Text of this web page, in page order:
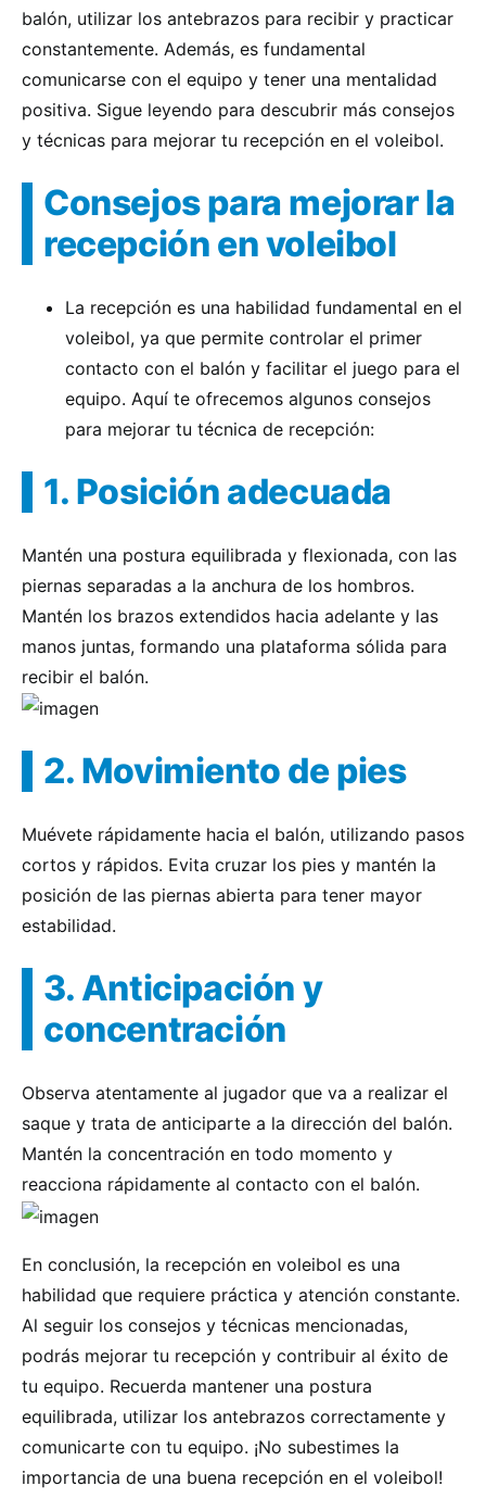
balón, utilizar los antebrazos para recibir y practicar
constantemente. Además, es fundamental
comunicarse con el equipo y tener una mentalidad
positiva. Sigue leyendo para descubrir más consejos
y técnicas para mejorar tu recepción en el voleibol.
Consejos para mejorar la
recepción en voleibol
La recepción es una habilidad fundamental en el
voleibol, ya que permite controlar el primer
contacto con el balón y facilitar el juego para el
equipo. Aquí te ofrecemos algunos consejos
para mejorar tu técnica de recepción:
1. Posición adecuada
Mantén una postura equilibrada y flexionada, con las
piernas separadas a la anchura de los hombros.
Mantén los brazos extendidos hacia adelante y las
manos juntas, formando una plataforma sólida para
recibir el balón.
2. Movimiento de pies
Muévete rápidamente hacia el balón, utilizando pasos
cortos y rápidos. Evita cruzar los pies y mantén la
posición de las piernas abierta para tener mayor
estabilidad.
3. Anticipación y
concentración
Observa atentamente al jugador que va a realizar el
saque y trata de anticiparte a la dirección del balón.
Mantén la concentración en todo momento y
reacciona rápidamente al contacto con el balón.
En conclusión, la recepción en voleibol es una
habilidad que requiere práctica y atención constante.
Al seguir los consejos y técnicas mencionadas,
podrás mejorar tu recepción y contribuir al éxito de
tu equipo. Recuerda mantener una postura
equilibrada, utilizar los antebrazos correctamente y
comunicarte con tu equipo. ¡No subestimes la
importancia de una buena recepción en el voleibol!